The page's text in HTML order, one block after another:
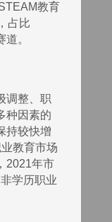
教育
占比
。
调整、职
种因素的
持较快增
教育市场
2021年市
学历职业